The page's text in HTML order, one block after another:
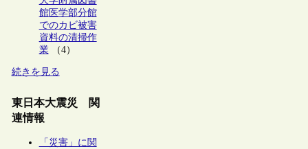
館医学部分館
でのカビ被害
資料の清掃作
業（4）
続きを見る
東日本大震災 関
連情報
「災害」に関